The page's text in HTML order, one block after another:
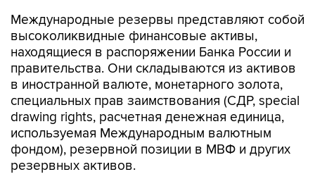
Международные резервы представляют собой
высоколиквидные финансовые активы,
находящиеся в распоряжении Банка России и
правительства. Они складываются из активов
в иностранной валюте, монетарного золота,
специальных прав заимствования (СДР, special
drawing rights, расчетная денежная единица,
используемая Международным валютным
фондом), резервной позиции в МВФ и других
резервных активов.